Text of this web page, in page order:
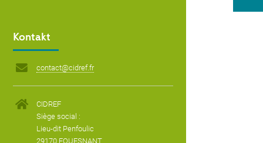
Kontakt
contact@cidref.fr
CIDREF
Siège social :
Lieu-dit Penfoulic
29170 FOUESNANT